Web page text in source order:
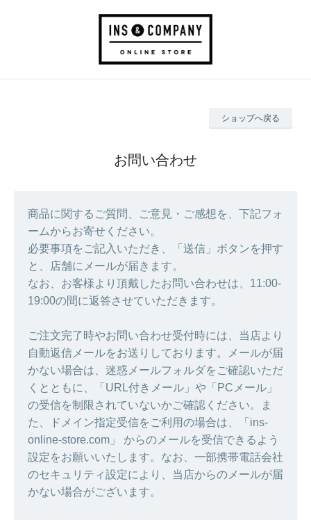
ショップへ戻る
お問い合わせ
商品に関するご質問、ご意見・ご感想を、下記フォ
ームからお寄せください。
必要事項をご記入いただき、「送信」ボタンを押す
と、店舗にメールが届きます。
なお、お客様より頂戴したお問い合わせは、11:00-
19:00の間に返答させていただきます。
ご注文完了時やお問い合わせ受付時には、当店より
自動返信メールをお送りしております。メールが届
かない場合は、迷惑メールフォルダをご確認いただ
くとともに、「URL付きメール」や「PCメール」
の受信を制限されていないかご確認ください。ま
た、ドメイン指定受信をご利用の場合は、「ins-
online-store.com」 からのメールを受信できるよう
設定をお願いいたします。なお、一部携帯電話会社
のセキュリティ設定により、当店からのメールが届
かない場合がございます。